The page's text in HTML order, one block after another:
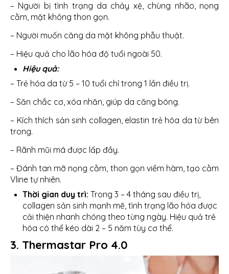
– Người bị tình trạng da chảy xệ, chùng nhão, nọng
cằm, mặt không thon gọn.
– Người muốn căng da mặt không phẫu thuật.
– Hiệu quả cho lão hóa độ tuổi ngoài 50.
Hiệu quả:
– Trẻ hóa da từ 5 – 10 tuổi chỉ trong 1 lần điều trị.
– Săn chắc cơ, xóa nhăn, giúp da căng bóng.
– Kích thích sản sinh collagen, elastin trẻ hóa da từ bên
trong.
– Rãnh mũi má được lấp đầy.
– Đánh tan mỡ nọng cằm, thon gọn viềm hàm, tạo cằm
Vline tự nhiên.
Thời gian duy trì: Trong 3 – 4 tháng sau điều trị,
collagen sản sinh mạnh mẽ, tình trạng lão hóa được
cải thiện nhanh chóng theo từng ngày. Hiệu quả trẻ
hóa có thể kéo dài 2 – 5 năm tùy cơ thể.
3. Thermastar Pro 4.0